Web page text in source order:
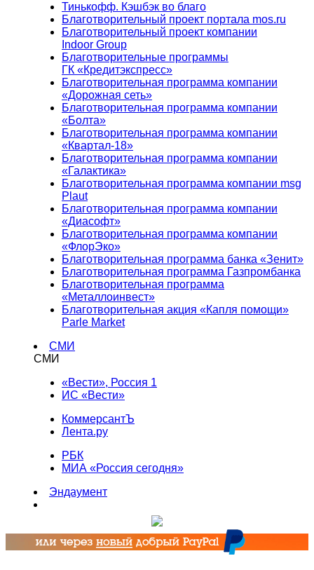
Тинькофф. Кэшбэк во благо
Благотворительный проект портала mos.ru
Благотворительный проект компании
Indoor Group
Благотворительные программы
ГК «Кредитэкспресс»
Благотворительная программа компании
«Дорожная сеть»
Благотворительная программа компании
«Болта»
Благотворительная программа компании
«Квартал-18»
Благотворительная программа компании
«Галактика»
Благотворительная программа компании msg
Plaut
Благотворительная программа компании
«Диасофт»
Благотворительная программа компании
«ФлорЭко»
Благотворительная программа банка «Зенит»
Благотворительная программа Газпромбанка
Благотворительная программа
«Металлоинвест»
Благотворительная акция «Капля помощи»
Parle Market
СМИ
СМИ
«Вести», Россия 1
ИС «Вести»
КоммерсантЪ
Лента.ру
РБК
МИА «Россия сегодня»
Эндаумент